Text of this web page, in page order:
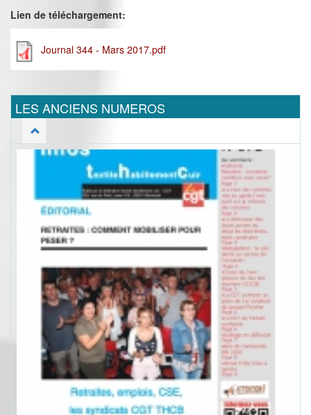
Lien de téléchargement:
Journal 344 - Mars 2017.pdf
LES ANCIENS NUMEROS